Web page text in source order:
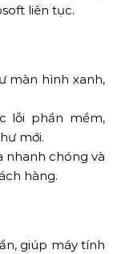
liên tục.
màn hình xanh,
lỗi phần mềm,
mới.
nhanh chóng và
hàng.
giúp máy tính